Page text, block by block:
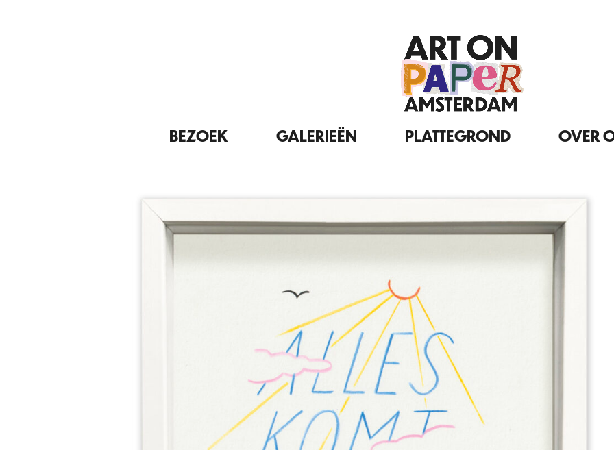
BEZOEK GALERIEËN PLATTEGROND OVER